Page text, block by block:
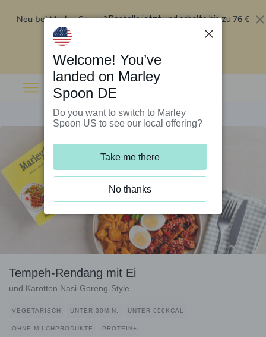
Neu bei Marley Spoon?Bestelle jetzt und erhalte bis zu 76 €
Rabatt auf deine ersten fünf Boxen
Tempeh-Rendang mit Ei
und Karotten Nasi-Goreng-Style
VEGETARISCH UNTER 30MIN. UNTER 650KCAL
OHNE MILCHPRODUKTE PROTEIN+
Welcome! You’ve
landed on Marley
Spoon DE
Do you want to switch to Marley
Spoon US to see our local offering?
Take me there
No thanks